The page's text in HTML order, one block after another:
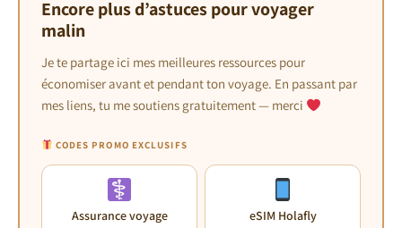
Encore plus d’astuces pour voyager
malin
Je te partage ici mes meilleures ressources pour
économiser avant et pendant ton voyage. En passant par
mes liens, tu me soutiens gratuitement — merci
CODES PROMO EXCLUSIFS
Assurance voyage eSIM Holafly